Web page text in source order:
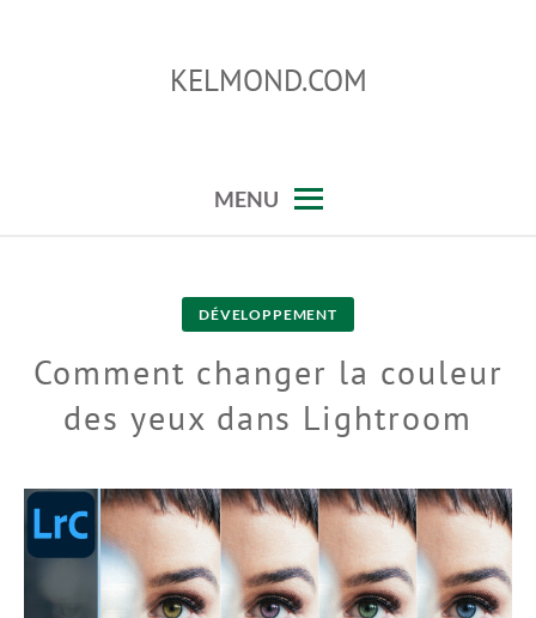
KELMOND.COM
MENU
DÉVELOPPEMENT
Comment changer la couleur
des yeux dans Lightroom